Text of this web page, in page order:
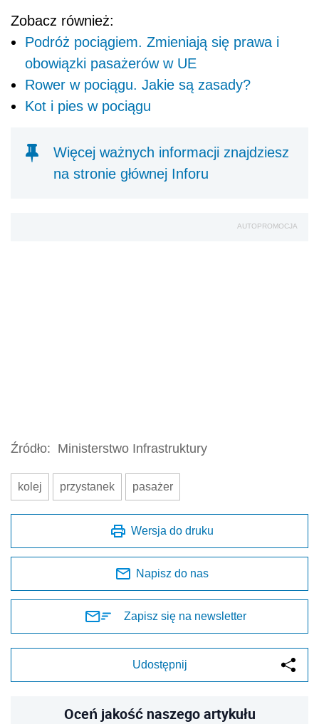
Zobacz również:
Podróż pociągiem. Zmieniają się prawa i
obowiązki pasażerów w UE
Rower w pociągu. Jakie są zasady?
Kot i pies w pociągu
Więcej ważnych informacji znajdziesz
na stronie głównej Inforu
AUTOPROMOCJA
Źródło: Ministerstwo Infrastruktury
kolej przystanek pasażer
Wersja do druku
Napisz do nas
Zapisz się na newsletter
Udostępnij
Oceń jakość naszego artykułu